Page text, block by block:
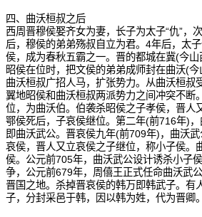
四、曲沃桓叔之后
西周晋穆侯娶齐女为妻，长子为太子“仇”，
后，穆侯的弟弟殇叔自立为君。4年后，太
侯，成为春秋五霸之一。晋的都城在冀(今
昭侯在位时，把文侯的弟弟成师封在曲沃(今
曲沃桓叔广招人马，扩张势力。从曲沃桓叔
翼地昭侯和曲沃桓叔两派势力之间冲突不断
位，为曲沃伯。伯袭杀昭侯之子孝侯，晋人
鄂侯死后，子哀侯继位。第二年(前716年)，
即曲沃武公。晋哀侯九年(前709年)，曲沃
哀侯，晋人又立哀侯之子继位，称小子侯。
侯。公元前705年，曲沃武公设计诱杀小子
争，公元前679年，周僖王正式任命曲沃武
晋国之地。杀掉晋哀侯的韩万即韩武子。有
子，分封采邑于韩，因以韩为姓，代为晋卿。